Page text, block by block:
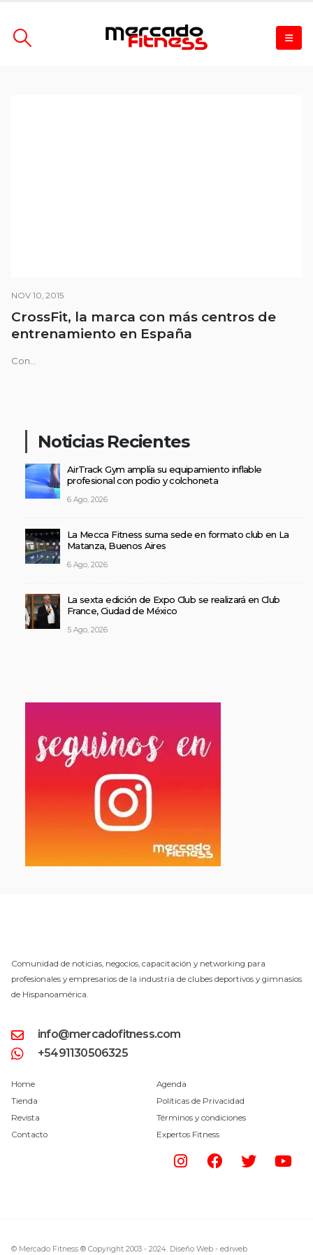
NOV 10, 2015
CrossFit, la marca con más centros de
entrenamiento en España
Con...
Noticias Recientes
AirTrack Gym amplía su equipamiento inflable
profesional con podio y colchoneta
6 Ago, 2026
La Mecca Fitness suma sede en formato club en La
Matanza, Buenos Aires
6 Ago, 2026
La sexta edición de Expo Club se realizará en Club
France, Ciudad de México
5 Ago, 2026
Comunidad de noticias, negocios, capacitación y networking para
profesionales y empresarios de la industria de clubes deportivos y gimnasios
de Hispanoamérica.
info@mercadofitness.com
+5491130506325
Home
Tienda
Revista
Contacto
Agenda
Políticas de Privacidad
Términos y condiciones
Expertos Fitness
© Mercado Fitness ® Copyright 2003 - 2024. Diseño Web - edrweb